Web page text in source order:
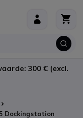
300 € (excl.
Dockingstation